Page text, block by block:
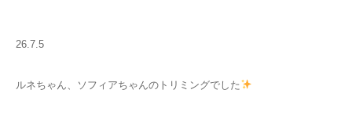
26.7.5
ルネちゃん、ソフィアちゃんのトリミングでした